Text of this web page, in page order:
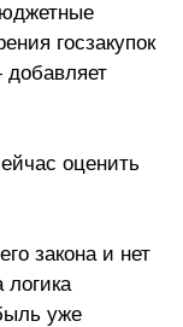
госзакупок
оценить
закона и нет
уже